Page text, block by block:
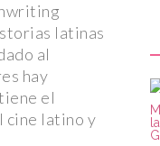
latinas
al
hay
el
cine latino y